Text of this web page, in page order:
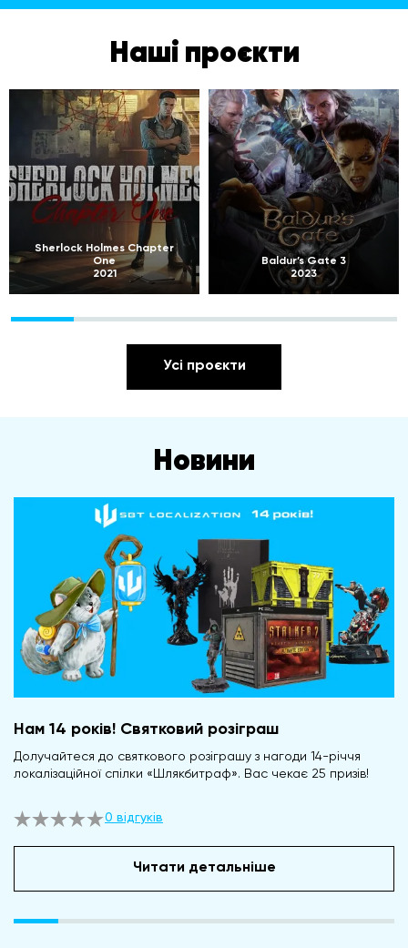
Наші проєкти
Sherlock Holmes Chapter
One
2021
Baldur’s Gate 3
2023
Усі проєкти
Новини
Нам 14 років! Святковий розіграш
Долучайтеся до святкового розіграшу з нагоди 14-річчя
локалізаційної спілки «Шлякбитраф». Вас чекає 25 призів!
0 відгуків
Читати детальніше